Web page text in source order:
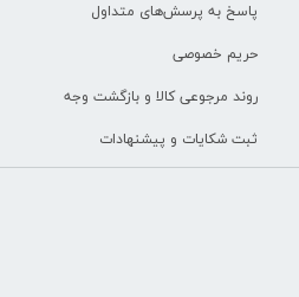
پاسخ به پرسش‌های متداول
حریم خصوصی
روند مرجوعی کالا و بازگشت وجه
ثبت شکایات و پیشنهادات